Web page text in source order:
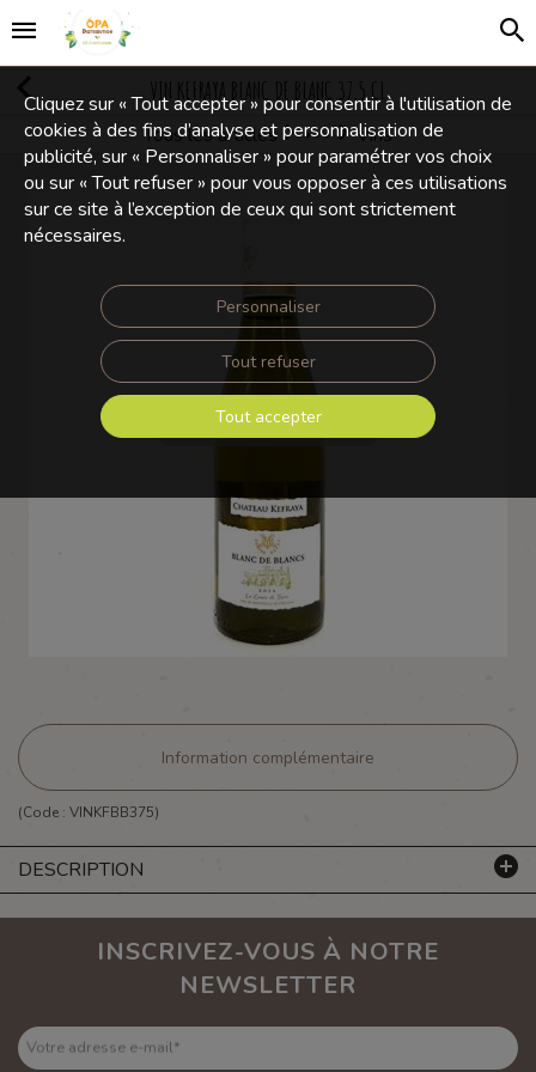
VIN KEFRAYA BLANC DE BLANC 37,5 CL
Tous les articles
Boissons Alcoolisées
Vins
Touchez pour zoomer
Information complémentaire
(Code : VINKFBB375)
DESCRIPTION
Cliquez sur « Tout accepter » pour consentir à l'utilisation de
cookies à des fins d’analyse et personnalisation de
publicité, sur « Personnaliser » pour paramétrer vos choix
ou sur « Tout refuser » pour vous opposer à ces utilisations
sur ce site à l’exception de ceux qui sont strictement
nécessaires.
Personnaliser
Tout refuser
Tout accepter
INSCRIVEZ-VOUS À NOTRE
NEWSLETTER
Votre adresse e-mail*